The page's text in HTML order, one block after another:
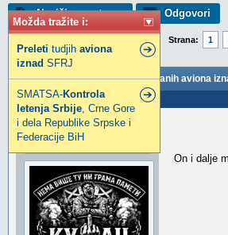
Možda tražite i:
Preleti tudjih aviona
iznad SFRJ
SMATSA-Kontrola
letenja Srbije, Crne Gore
i dela Republike Srpske i
Federacije BiH
Napiši novu temu Odgovori
Strana: 1
On-line Kontrola leta (Preleti stranih aviona
Poslao: 16 Mar 2025 17:52
Toni
On i dalje